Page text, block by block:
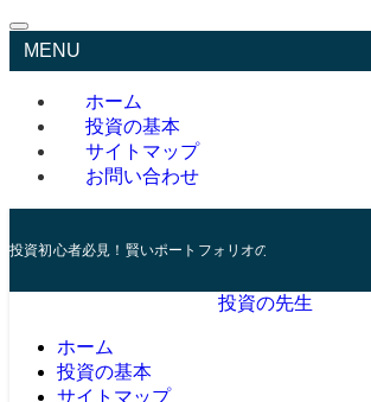
MENU
ホーム
投資の基本
サイトマップ
お問い合わせ
投資初心者必見！賢いポートフォリオの組み方とリスク
投資の先生
ホーム
投資の基本
サイトマップ